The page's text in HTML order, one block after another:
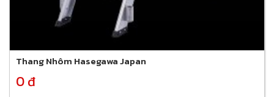
Thang Nhôm Hasegawa Japan
0 đ